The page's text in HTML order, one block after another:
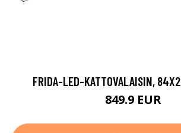
FRIDA-LED-KATTOVALAISIN,
849.9 EUR